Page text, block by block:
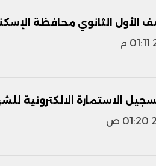
الأول الثانوي محافظة
الاستمارة الالكترونية